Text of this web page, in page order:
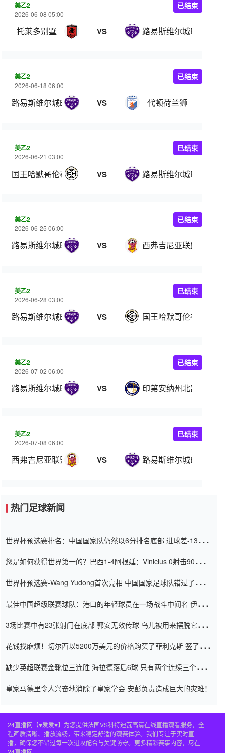
美乙2
2026-06-08 05:00
托莱多别墅 VS 路易斯维尔城B队
已结束
美乙2
2026-06-18 06:00
路易斯维尔城B队 VS 代顿荷兰狮
已结束
美乙2
2026-06-21 03:00
国王哈默哥伦布 VS 路易斯维尔城B队
已结束
美乙2
2026-06-25 06:00
路易斯维尔城B队 VS 西弗吉尼亚联盟
已结束
美乙2
2026-06-28 03:00
路易斯维尔城B队 VS 国王哈默哥伦布
已结束
美乙2
2026-07-02 06:00
路易斯维尔城B队 VS 印第安纳州北部
已结束
美乙2
2026-07-08 06:00
西弗吉尼亚联盟 VS 路易斯维尔城B队
已结束
热门足球新闻
世界杯预选赛排名：中国国家队仍然以6分排名底部 进球差-13令人
您是如何获得世界第一的？巴西1-4阿根廷：Vinicius 0射击90分钟
世界杯预选赛-Wang Yudong首次亮相 中国国家足球队错过了世界
最佳中国超级联赛球队：港口的年轻球员在一场战斗中闻名 伊万放
3场比赛中有23张射门在底部 郭安无效传球 鸟儿被用来摆脱它
花钱找麻烦！切尔西以5200万美元的价格购买了菲利克斯 签了7年
缺少英超联赛金靴位三连胜 海拉德落后6球 只有两个连续三个连续
皇家马德里令人兴奋地消除了皇家学会 安彭负责造成巨大的灾难！
24直播网【♥爱爱♥】为您提供法国VS科特迪瓦高清在线直播观看服务，全
程画质清晰、播放流畅，带来稳定舒适的观赛体验。我们专注于实时直
播，确保您不错过每一次进攻配合与关键防守。更多精彩赛事内容，尽在